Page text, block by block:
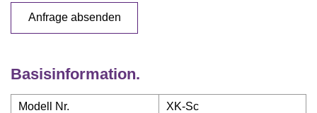
Anfrage absenden
Basisinformation.
Modell Nr. XK-Sc